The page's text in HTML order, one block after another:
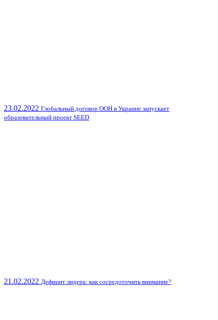
23.02.2022 Глобальный договор ООН в Украине запускает
образовательный проект SEED
21.02.2022 Дефицит лидера: как сосредоточить внимание?